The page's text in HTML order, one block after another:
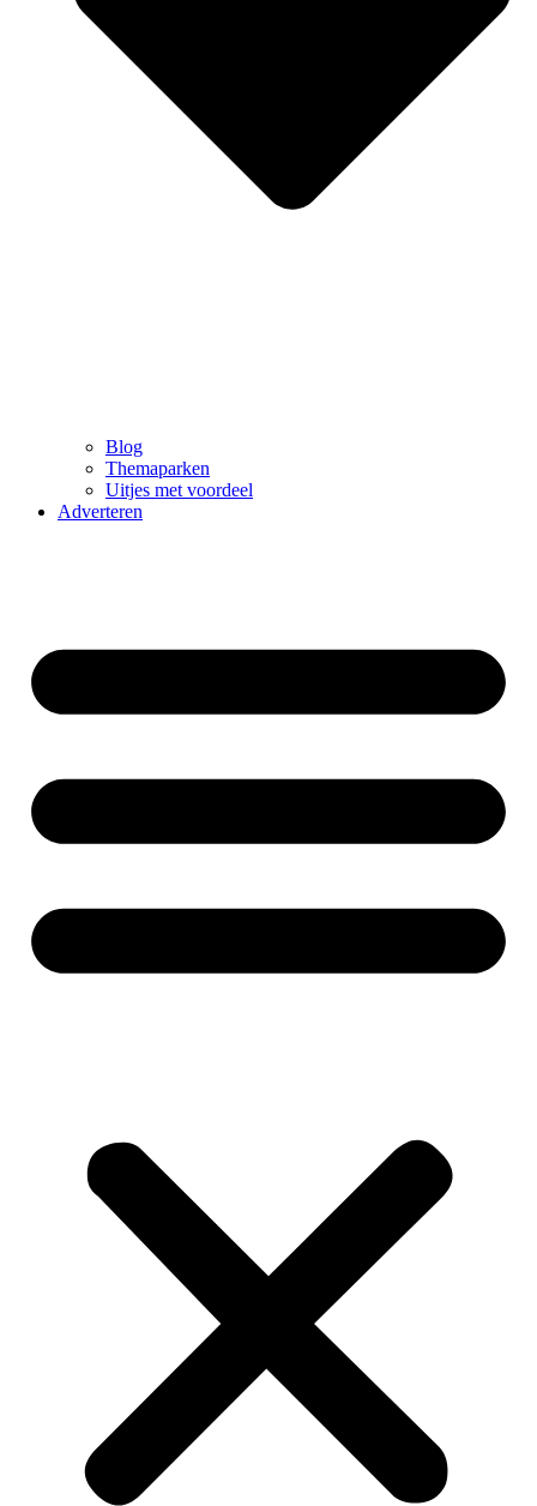
Blog
Themaparken
Uitjes met voordeel
Adverteren